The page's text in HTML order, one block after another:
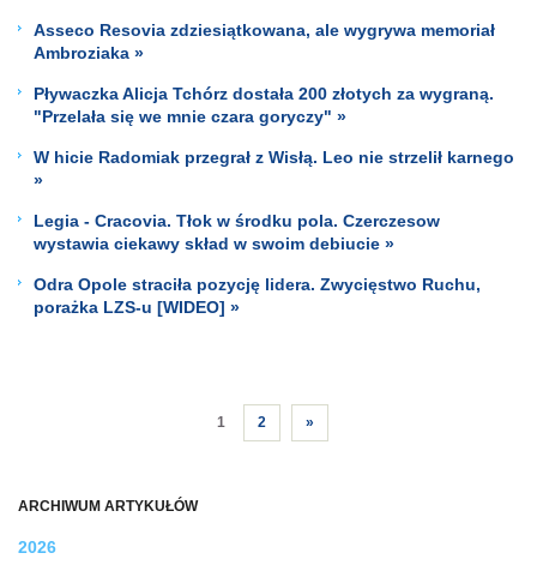
ARCHIWUM ARTYKUŁÓW
2026
Asseco Resovia zdziesiątkowana, ale wygrywa memoriał
Ambroziaka »
Pływaczka Alicja Tchórz dostała 200 złotych za wygraną.
"Przelała się we mnie czara goryczy" »
W hicie Radomiak przegrał z Wisłą. Leo nie strzelił karnego
»
Legia - Cracovia. Tłok w środku pola. Czerczesow
wystawia ciekawy skład w swoim debiucie »
Odra Opole straciła pozycję lidera. Zwycięstwo Ruchu,
porażka LZS-u [WIDEO] »
1 2 »